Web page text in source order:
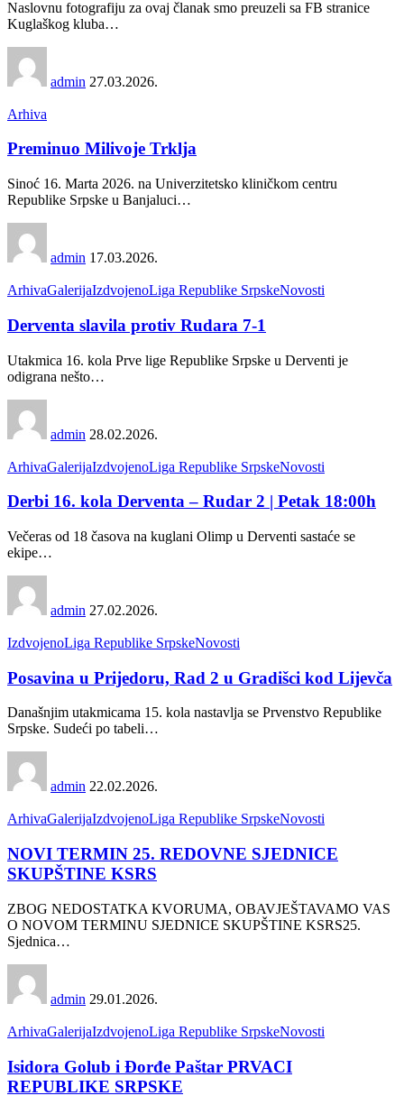
Naslovnu fotografiju za ovaj članak smo preuzeli sa FB stranice
Kuglaškog kluba…
admin 27.03.2026.
Arhiva
Preminuo Milivoje Trklja
Sinoć 16. Marta 2026. na Univerzitetsko kliničkom centru
Republike Srpske u Banjaluci…
admin 17.03.2026.
ArhivaGalerijaIzdvojenoLiga Republike SrpskeNovosti
Derventa slavila protiv Rudara 7-1
Utakmica 16. kola Prve lige Republike Srpske u Derventi je
odigrana nešto…
admin 28.02.2026.
ArhivaGalerijaIzdvojenoLiga Republike SrpskeNovosti
Derbi 16. kola Derventa – Rudar 2 | Petak 18:00h
Večeras od 18 časova na kuglani Olimp u Derventi sastaće se
ekipe…
admin 27.02.2026.
IzdvojenoLiga Republike SrpskeNovosti
Posavina u Prijedoru, Rad 2 u Gradišci kod Lijevča
Današnjim utakmicama 15. kola nastavlja se Prvenstvo Republike
Srpske. Sudeći po tabeli…
admin 22.02.2026.
ArhivaGalerijaIzdvojenoLiga Republike SrpskeNovosti
NOVI TERMIN 25. REDOVNE SJEDNICE
SKUPŠTINE KSRS
ZBOG NEDOSTATKA KVORUMA, OBAVJEŠTAVAMO VAS
O NOVOM TERMINU SJEDNICE SKUPŠTINE KSRS25.
Sjednica…
admin 29.01.2026.
ArhivaGalerijaIzdvojenoLiga Republike SrpskeNovosti
Isidora Golub i Đorđe Paštar PRVACI
REPUBLIKE SRPSKE